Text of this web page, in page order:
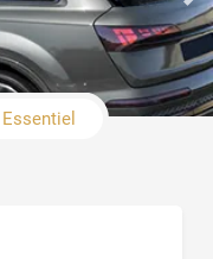
Essentiel